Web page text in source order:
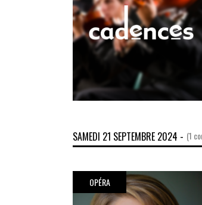
SAMEDI 21 SEPTEMBRE 2024 - (1
OPÉRA